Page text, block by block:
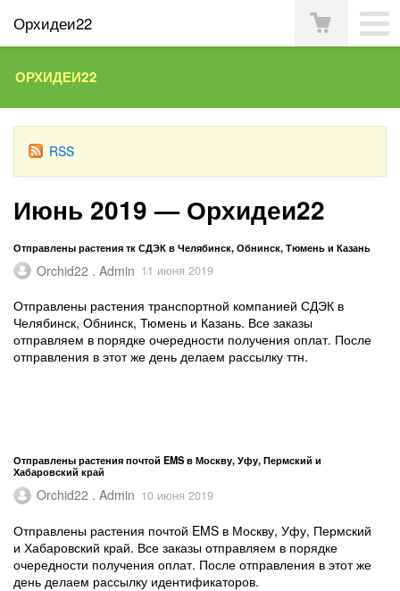
Орхидеи22
ОРХИДЕИ22
RSS
Июнь 2019 — Орхидеи22
Отправлены растения тк СДЭК в Челябинск, Обнинск, Тюмень и Казань
Orchid22 . Admin 11 июня 2019
Отправлены растения транспортной компанией СДЭК в
Челябинск, Обнинск, Тюмень и Казань. Все заказы
отправляем в порядке очередности получения оплат. После
отправления в этот же день делаем рассылку ттн.
Отправлены растения почтой EMS в Москву, Уфу, Пермский и
Хабаровский край
Orchid22 . Admin 10 июня 2019
Отправлены растения почтой EMS в Москву, Уфу, Пермский
и Хабаровский край. Все заказы отправляем в порядке
очередности получения оплат. После отправления в этот же
день делаем рассылку идентификаторов.